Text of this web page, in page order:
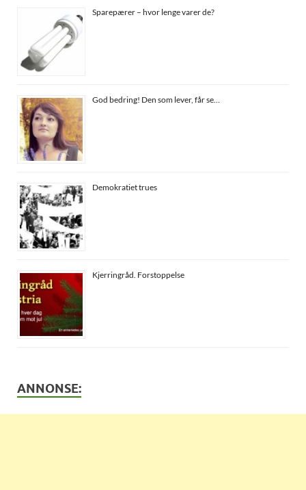
Sparepærer – hvor lenge varer de?
God bedring! Den som lever, får se…
Demokratiet trues
Kjerringråd. Forstoppelse
ANNONSE: